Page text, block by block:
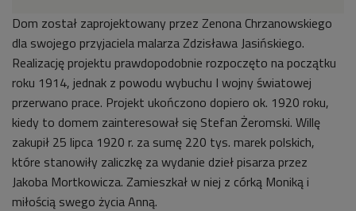
Dom został zaprojektowany przez Zenona Chrzanowskiego
dla swojego przyjaciela malarza Zdzisława Jasińskiego.
Realizację projektu prawdopodobnie rozpoczęto na początku
roku 1914, jednak z powodu wybuchu I wojny światowej
przerwano prace. Projekt ukończono dopiero ok. 1920 roku,
kiedy to domem zainteresował się Stefan Żeromski. Willę
zakupił 25 lipca 1920 r. za sumę 220 tys. marek polskich,
które stanowiły zaliczkę za wydanie dzieł pisarza przez
Jakoba Mortkowicza. Zamieszkał w niej z córką Moniką i
miłością swego życia Anną.